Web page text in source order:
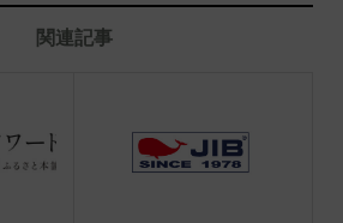
関連記事